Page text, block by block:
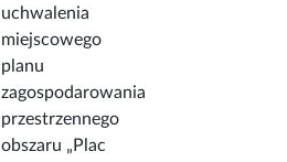
uchwalenia
miejscowego
planu
zagospodarowania
przestrzennego
obszaru „Plac